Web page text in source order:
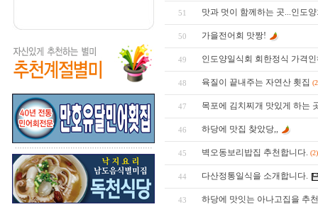
51 맛과 멋이 함께하는 곳...인도
50 가을전어회 맛짱!
49 인도양일식회 회한정식 가격
48 육질이 끝내주는 자연산 횟집
47 목포에 김치찌개 맛있게 하는
46 하당에 맛집 찾았당,,
45 벽오동보리밥집 추천합니다. (2)
44 다산정통일식을 소개합니다.
43 하당에 맛잇는 아나고집을 추